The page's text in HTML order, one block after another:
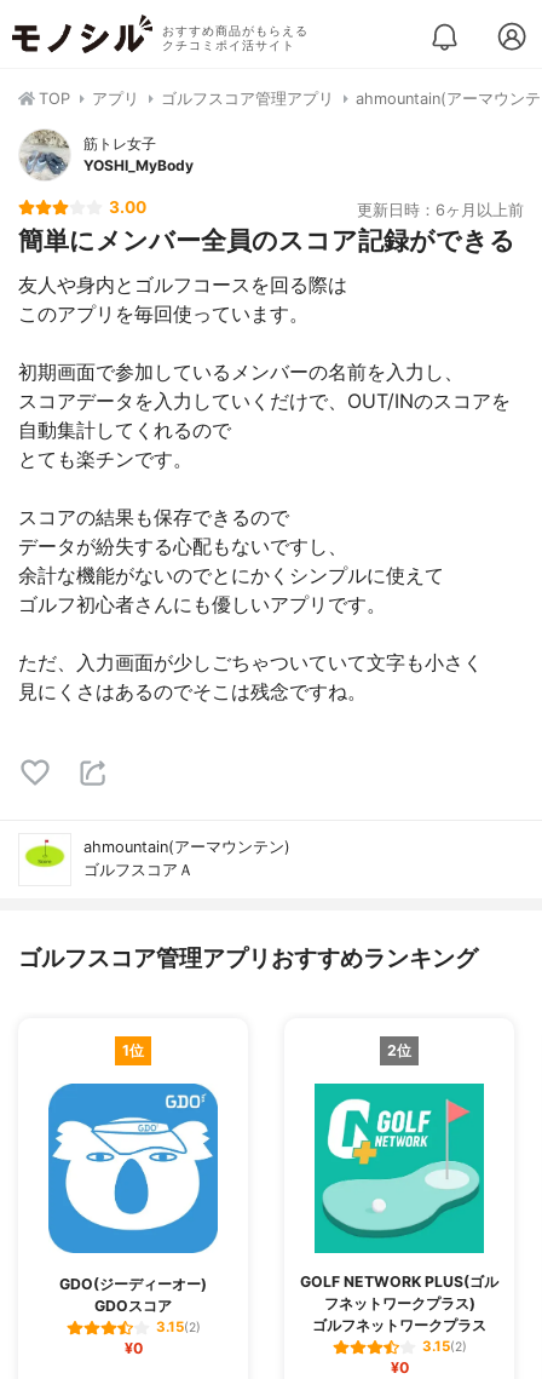
おすすめ商品がもらえる
クチコミポイ活サイト
TOP アプリ ゴルフスコア管理アプリ ahmountain(アーマウン
筋トレ女子
YOSHI_MyBody
3.00 更新日時：6ヶ月以上前
簡単にメンバー全員のスコア記録ができる
友人や身内とゴルフコースを回る際は
このアプリを毎回使っています。
初期画面で参加しているメンバーの名前を入力し、
スコアデータを入力していくだけで、OUT/INのスコアを
自動集計してくれるので
とても楽チンです。
スコアの結果も保存できるので
データが紛失する心配もないですし、
余計な機能がないのでとにかくシンプルに使えて
ゴルフ初心者さんにも優しいアプリです。
ただ、入力画面が少しごちゃついていて文字も小さく
見にくさはあるのでそこは残念ですね。
ahmountain(アーマウンテン)
ゴルフスコアＡ
ゴルフスコア管理アプリおすすめランキング
1位
GDO(ジーディーオー)
GDOスコア
3.15(2)
¥0
2位
GOLF NETWORK PLUS(ゴル
フネットワークプラス)
ゴルフネットワークプラス
3.15(2)
¥0